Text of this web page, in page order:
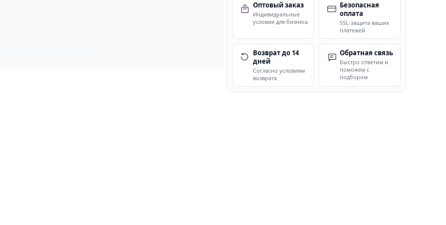
Оптовый заказ
Индивидуальные
условия для бизнеса
Безопасная
оплата
SSL-защита ваших
платежей
Возврат до 14
дней
Согласно условиям
возврата
Обратная связь
Быстро ответим и
поможем с
подбором